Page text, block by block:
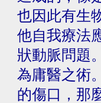
也因此有生
他自我療法
狀動脈問題
為庸醫之術
的傷口，那